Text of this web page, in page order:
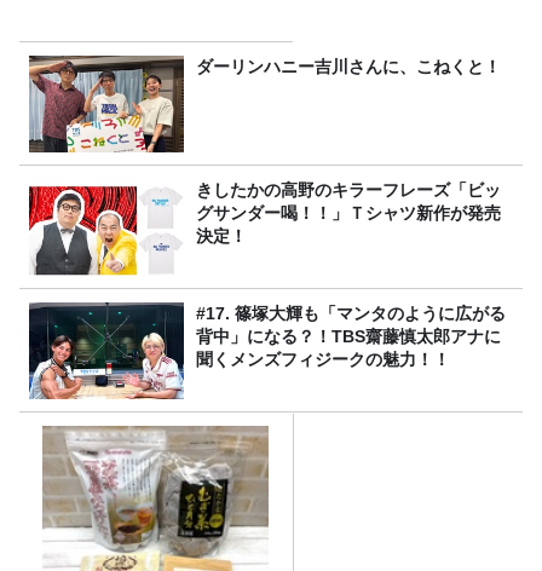
ダーリンハニー吉川さんに、こねくと！
きしたかの高野のキラーフレーズ「ビッ
グサンダー喝！！」Ｔシャツ新作が発売
決定！
#17. 篠塚大輝も「マンタのように広がる
背中」になる？！TBS齋藤慎太郎アナに
聞くメンズフィジークの魅力！！